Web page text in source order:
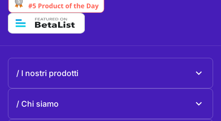
I nostri prodotti
Chi siamo